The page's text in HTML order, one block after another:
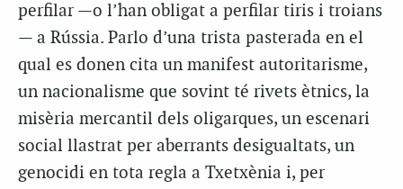
perfilar —o l’han obligat a perfilar tiris i troians
— a Rússia. Parlo d’una trista pasterada en el
qual es donen cita un manifest autoritarisme,
un nacionalisme que sovint té rivets ètnics, la
misèria mercantil dels oligarques, un escenari
social llastrat per aberrants desigualtats, un
genocidi en tota regla a Txetxènia i, per